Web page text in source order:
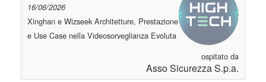
16/06/2026
Xinghan e Wizseek Architetture, Prestazione
e Use Case nella Videosorveglianza Evoluta
ospitato da
Asso Sicurezza S.p.a.